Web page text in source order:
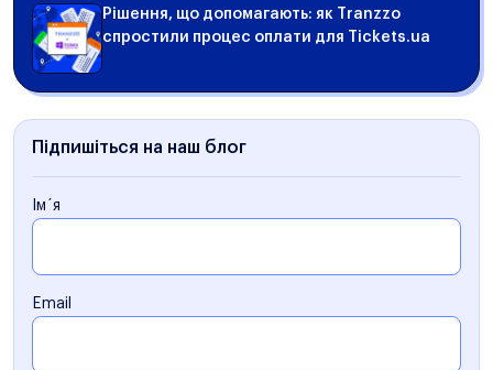
Рішення, що допомагають: як Tranzzo
спростили процес оплати для Tickets.ua
Підпишіться на наш блог
Ім´я
Email